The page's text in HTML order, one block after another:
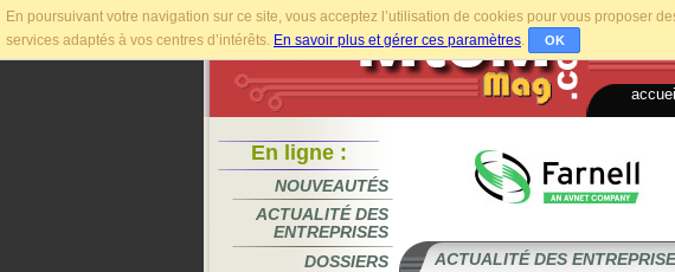
En poursuivant votre navigation sur ce site, vous acceptez l’utilisation de cookies pour vous proposer
services adaptés à vos centres d’intérêts. En savoir plus et gérer ces paramètres. OK
accueil
En ligne :
NOUVEAUTÉS
ACTUALITÉ DES
ENTREPRISES
DOSSIERS
ACTUALITÉ DES